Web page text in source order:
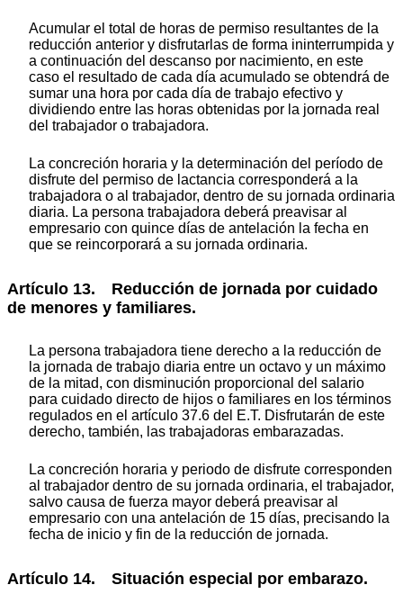
Acumular el total de horas de permiso resultantes de la
reducción anterior y disfrutarlas de forma ininterrumpida y
a continuación del descanso por nacimiento, en este
caso el resultado de cada día acumulado se obtendrá de
sumar una hora por cada día de trabajo efectivo y
dividiendo entre las horas obtenidas por la jornada real
del trabajador o trabajadora.
La concreción horaria y la determinación del período de
disfrute del permiso de lactancia corresponderá a la
trabajadora o al trabajador, dentro de su jornada ordinaria
diaria. La persona trabajadora deberá preavisar al
empresario con quince días de antelación la fecha en
que se reincorporará a su jornada ordinaria.
Artículo 13. Reducción de jornada por cuidado
de menores y familiares.
La persona trabajadora tiene derecho a la reducción de
la jornada de trabajo diaria entre un octavo y un máximo
de la mitad, con disminución proporcional del salario
para cuidado directo de hijos o familiares en los términos
regulados en el artículo 37.6 del E.T. Disfrutarán de este
derecho, también, las trabajadoras embarazadas.
La concreción horaria y periodo de disfrute corresponden
al trabajador dentro de su jornada ordinaria, el trabajador,
salvo causa de fuerza mayor deberá preavisar al
empresario con una antelación de 15 días, precisando la
fecha de inicio y fin de la reducción de jornada.
Artículo 14. Situación especial por embarazo.